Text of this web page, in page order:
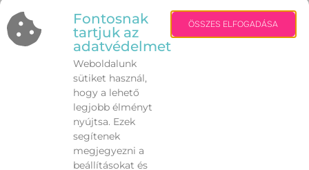
SZÜLÉSFELKÉSZÍTŐ
TANFOLYAM
Fontosnak
tartjuk az
adatvédelmet
Weboldalunk
sütiket használ,
hogy a lehető
legjobb élményt
nyújtsa. Ezek
segítenek
megjegyezni a
beállításokat és
ÖSSZES ELFOGADÁSA